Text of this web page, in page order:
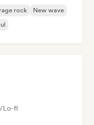
rock
New wave
Lo-fi